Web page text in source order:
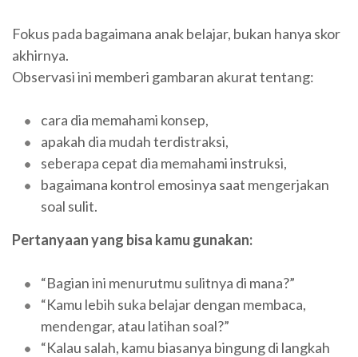
Fokus pada bagaimana anak belajar, bukan hanya skor
akhirnya.
Observasi ini memberi gambaran akurat tentang:
cara dia memahami konsep,
apakah dia mudah terdistraksi,
seberapa cepat dia memahami instruksi,
bagaimana kontrol emosinya saat mengerjakan
soal sulit.
Pertanyaan yang bisa kamu gunakan:
“Bagian ini menurutmu sulitnya di mana?”
“Kamu lebih suka belajar dengan membaca,
mendengar, atau latihan soal?”
“Kalau salah, kamu biasanya bingung di langkah